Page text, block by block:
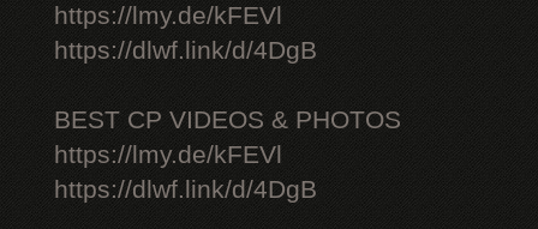
https://lmy.de/kFEVl
https://dlwf.link/d/4DgB
BEST CP VIDEOS & PHOTOS
https://lmy.de/kFEVl
https://dlwf.link/d/4DgB